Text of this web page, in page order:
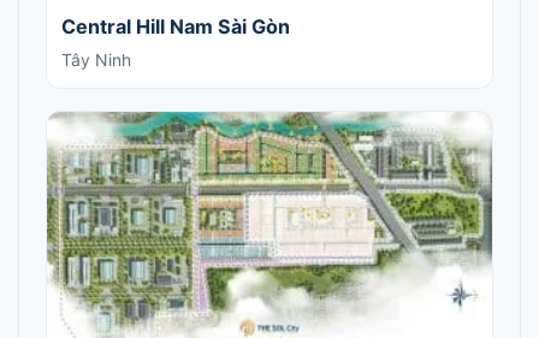
Central Hill Nam Sài Gòn
Tây Ninh